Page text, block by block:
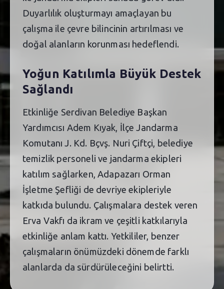
Duyarlılık oluşturmayı amaçlayan bu
çalışma ile çevre bilincinin artırılması ve
doğal alanların korunması hedeflendi.
Yoğun Katılımla Büyük Destek
Sağlandı
Etkinliğe Serdivan Belediye Başkan
Yardımcısı Adem Kıyak, İlçe Jandarma
Komutanı J. Kd. Bçvş. Nuri Çiftçi, belediye
temizlik personeli ve jandarma ekipleri
katılım sağlarken, Adapazarı Orman
İşletme Şefliği de devriye ekipleriyle
katkıda bulundu. Çalışmalara destek veren
Erva Vakfı da ikram ve çeşitli katkılarıyla
etkinliğe anlam kattı. Yetkililer, benzer
çalışmaların önümüzdeki dönemde farklı
alanlarda da sürdürüleceğini belirtti.